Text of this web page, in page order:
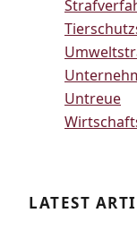
Untreue
LATEST